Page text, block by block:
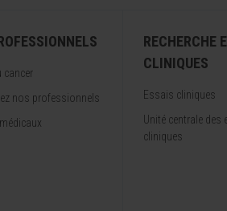
cancer
nos professionnels
RECHERCHE
CLINIQUES
Essais cliniques
Unité centrale des
cliniques